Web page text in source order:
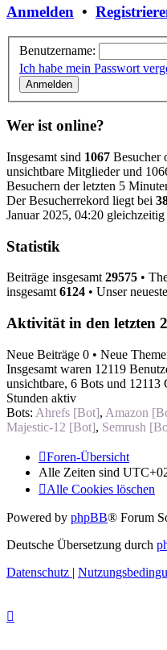
Anmelden •
Benutzername:
Ich habe mein Passwort
Wer ist online?
Insgesamt sind 1067 Besucher
unsichtbare Mitglieder und
Besuchern der letzten 5
Der Besucherrekord liegt bei
Januar 2025, 04:20
Statistik
Beiträge insgesamt 29575 •
insgesamt 6124 • Unser
Aktivität in den letzten
Neue Beiträge 0 • Neue
Insgesamt waren 12119
unsichtbare, 6 Bots und 12113
Stunden aktiv
Bots: Ahrefs [Bot], Amazon
Majestic-12 [Bot], Semrush
Foren-Übersicht
Alle Zeiten sind
Alle Cookies löschen
Powered by phpBB® Forum
Deutsche Übersetzung durch
Datenschutz |